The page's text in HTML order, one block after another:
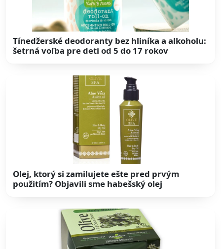
Tínedžerské deodoranty bez hliníka a alkoholu:
šetrná voľba pre deti od 5 do 17 rokov
Olej, ktorý si zamilujete ešte pred prvým
použitím? Objavili sme habešský olej